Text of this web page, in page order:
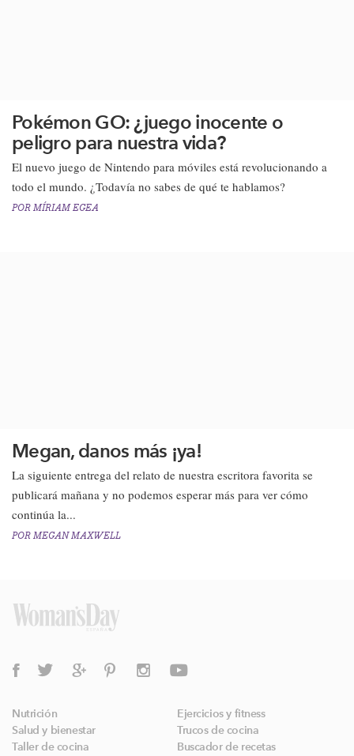
Pokémon GO: ¿juego inocente o
peligro para nuestra vida?
El nuevo juego de Nintendo para móviles está revolucionando a
todo el mundo. ¿Todavía no sabes de qué te hablamos?​
POR MÍRIAM EGEA
Megan, danos más ¡ya!
​La siguiente entrega del relato de nuestra escritora favorita se
publicará mañana y no podemos esperar más para ver cómo
continúa la...
POR MEGAN MAXWELL
Nutrición
Ejercicios y fitness
Salud y bienestar
Trucos de cocina
Taller de cocina
Buscador de recetas